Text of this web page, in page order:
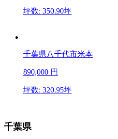
坪数: 350.90坪
千葉県八千代市米本
890,000 円
坪数: 320.95坪
千葉県